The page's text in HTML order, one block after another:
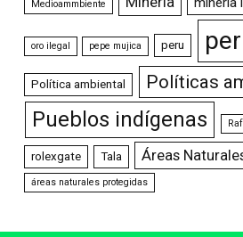
Medioammbiente
oro ilegal pepe mujica peru
Política ambiental Políticas
Pueblos indígenas
rolexgate Tala Áreas
áreas naturales protegidas